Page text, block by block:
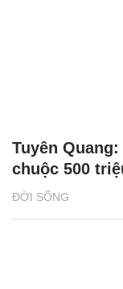
ĐỜI SỐNG
Tuyên
chuộc 500